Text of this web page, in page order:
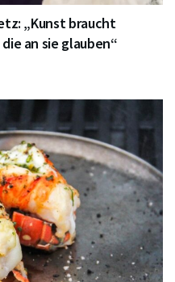
„Kunst braucht
an sie glauben“